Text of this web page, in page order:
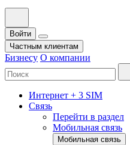
Войти
Частным клиентам
Бизнесу О компании
Интернет + 3 SIM
Связь
Перейти в раздел
Мобильная связь
Мобильная связь